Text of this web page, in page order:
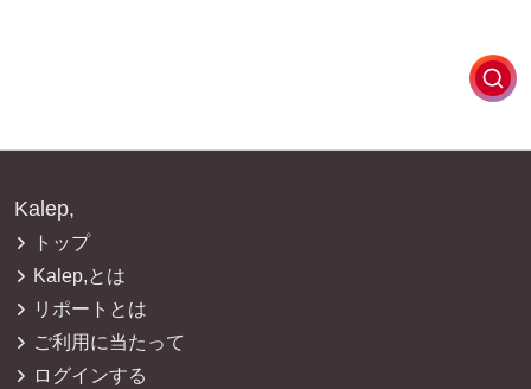
Kalep,
トップ
Kalep,とは
リポートとは
ご利用に当たって
ログインする